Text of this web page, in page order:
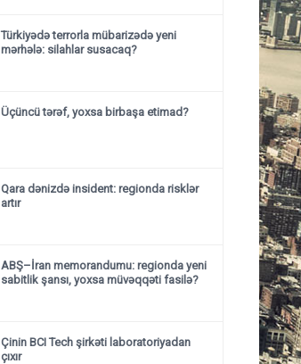
Türkiyədə terrorla mübarizədə yeni
mərhələ: silahlar susacaq?
Üçüncü tərəf, yoxsa birbaşa etimad?
Qara dənizdə insident: regionda risklər
artır
ABŞ–İran memorandumu: regionda yeni
sabitlik şansı, yoxsa müvəqqəti fasilə?
Çinin BCI Tech şirkəti laboratoriyadan
çıxır